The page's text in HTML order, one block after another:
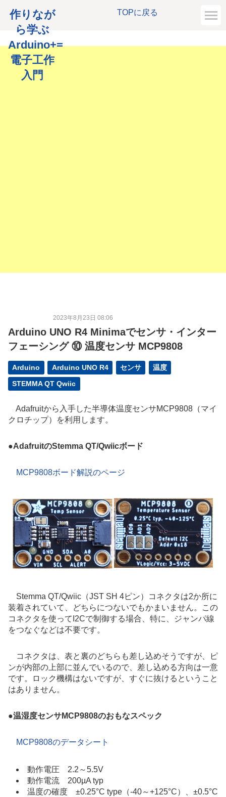
TOPに戻る
作りなが
ら学ぶ
Arduino+=
電子工作
入門
2023年8月23日 08:06
Arduino UNO R4 Minimaでセンサ・インター
フェーシング ⑩ 温度センサ MCP9808
Arduino Arduino UNO R4 センサ 温度
STEMMA QT Qwiic
Adafruitから入手した半導体温度センサMCP9808（マイ
クロチップ）を利用します。
●AdafruitのStemma QT/Qwiicボード
MCP9808ボード解説のページ
Stemma QT/Qwiic（JST SH 4ピン）コネクタは2か所に
装着されていて、どちらにつないでもかまいません。この
コネクタを使ってI2Cで制御する場合、特に、ジャンパ線
をつなぐなどは不要です。
コネクタは、表と裏のどちらも差し込めそうですが、ピ
ンが内部の上部に並んでいるので、差し込める方向は一意
です。ロック機構はないですが、すぐに抜けるということ
はありません。
●温湿度センサMCP9808のおもなスペック
MCP9808のデータシート
動作電圧 2.2～5.5V
動作電流 200µA typ
温度の確度 ±0.25°C type（-40～+125°C）、±0.5°C